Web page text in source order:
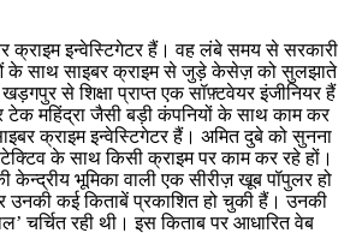
क्राइम इन्वेस्टिगेटर हैं। वह लंबे समय से सरकारी
के साथ साइबर क्राइम से जुड़े केसेज़ को सुलझाते
से शिक्षा प्राप्त एक सॉफ़्टवेयर इंजीनियर हैं
महिंद्रा जैसी बड़ी कंपनियों के साथ काम कर
क्राइम इन्वेस्टिगेटर हैं। अमित दुबे को सुनना
के साथ किसी क्राइम पर काम कर रहे हों।
केन्द्रीय भूमिका वाली एक सीरीज़ खूब पॉपुलर हो
उनकी कई किताबें प्रकाशित हो चुकी हैं। उनकी
चर्चित रही थी। इस किताब पर आधारित वेब